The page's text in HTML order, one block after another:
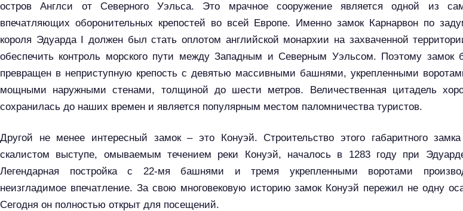
остров Англси от Северного Уэльса. Это мрачное сооружение является одной из
впечатляющих оборонительных крепостей во всей Европе. Именно замок Карнарвон по
короля Эдуарда I должен был стать оплотом английской монархии на захваченной
обеспечить контроль морского пути между Западным и Северным Уэльсом. Поэтому замок
превращен в неприступную крепость с девятью массивными башнями, укрепленными
мощными наружными стенами, толщиной до шести метров. Величественная цитадель
сохранилась до наших времен и является популярным местом паломничества туристов.
Другой не менее интересный замок – это Конуэй. Строительство этого габаритного
скалистом выступе, омываемым течением реки Конуэй, началось в 1283 году при
Легендарная постройка с 22-мя башнями и тремя укрепленными воротами
неизгладимое впечатление. За свою многовековую историю замок Конуэй пережил не одну
Сегодня он полностью открыт для посещений.